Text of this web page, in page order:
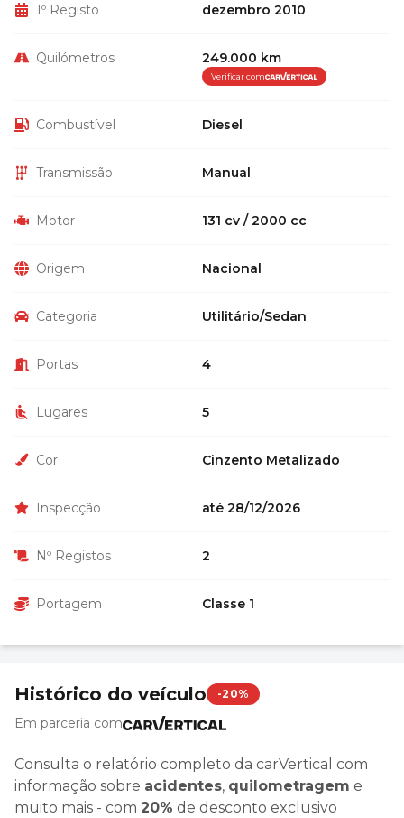
1º Registo dezembro 2010
Quilómetros 249.000 km
Verificar com
Combustível Diesel
Transmissão Manual
Motor 131 cv / 2000 cc
Origem Nacional
Categoria Utilitário/Sedan
Portas 4
Lugares 5
Cor Cinzento Metalizado
Inspecção até 28/12/2026
Nº Registos 2
Portagem Classe 1
Histórico do veículo -20%
Em parceria com
Consulta o relatório completo da carVertical com
informação sobre acidentes, quilometragem e
muito mais - com 20% de desconto exclusivo